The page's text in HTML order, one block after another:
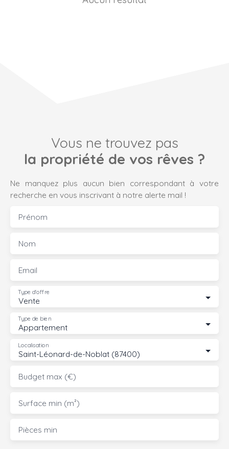
Vous ne trouvez pas
la propriété de vos rêves ?
Ne manquez plus aucun bien correspondant à votre
recherche en vous inscrivant à notre alerte mail !
Prénom
Nom
Email
Vente
Type d'offre
Appartement
Type de bien
Saint-Léonard-de-Noblat (87400)
Localisation
Budget max (€)
Surface min (m²)
Pièces min